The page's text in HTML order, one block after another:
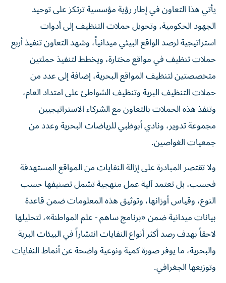
يأتي هذا التعاون في إطار رؤية مؤسسية ترتكز على توحيد
الجهود الحكومية، وتحويل حملات التنظيف إلى أدوات
استراتيجية لرصد الواقع البيئي ميدانياً، وشهد التعاون تنفيذ أربع
حملات تنظيف في مواقع مختارة، ويخطط لتنفيذ حملتين
متخصصتين لتنظيف المواقع البحرية، إضافة إلى عدد من
حملات التنظيف البرية وتنظيف الشواطئ على امتداد العام،
وتنفذ هذه الحملات بالتعاون مع الشركاء الاستراتيجيين
مجموعة تدوير، ونادي أبوظبي للرياضات البحرية وعدد من
جمعيات الغواصين.
ولا تقتصر المبادرة على إزالة النفايات من المواقع المستهدفة
فحسب، بل تعتمد آلية عمل منهجية تشمل تصنيفها حسب
النوع، وقياس أوزانها، وتوثيق هذه المعلومات ضمن قاعدة
بيانات ميدانية ضمن «برنامج ساهم - علم المواطنة»، لتحليلها
لاحقاً بهدف رصد أكثر أنواع النفايات انتشاراً في البيئات البرية
والبحرية، ما يوفر صورة كمية ونوعية واضحة عن أنماط النفايات
وتوزيعها الجغرافي.